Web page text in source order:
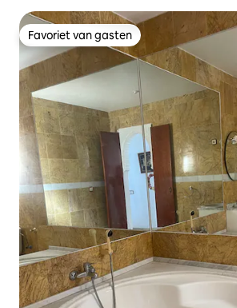
Favoriet van gasten
Favoriet van gasten